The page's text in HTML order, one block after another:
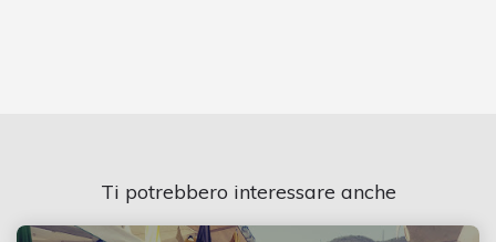
Ti potrebbero interessare anche